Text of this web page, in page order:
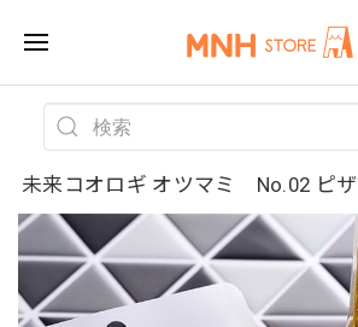
未来コオロギ オツマミ No.02 ピザ